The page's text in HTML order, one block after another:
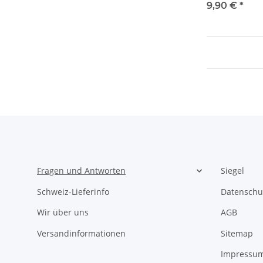
9,90 € *
Fragen und Antworten
Schweiz-Lieferinfo
Wir über uns
Versandinformationen
Siegel
AGB
Sitemap